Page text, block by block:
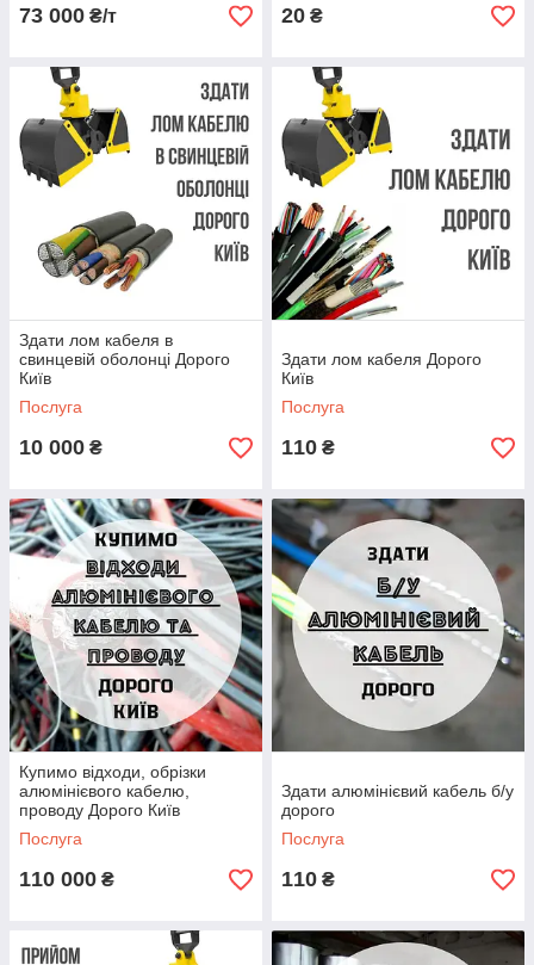
73 000 ₴/т 20 ₴
Здати лом кабеля в
свинцевій оболонці Дорого
Київ
Послуга
10 000 ₴
Здати лом кабеля Дорого
Київ
Послуга
110 ₴
Купимо відходи, обрізки
алюмінієвого кабелю,
проводу Дорого Київ
Послуга
110 000 ₴
Здати алюмінієвий кабель б/у
дорого
Послуга
110 ₴